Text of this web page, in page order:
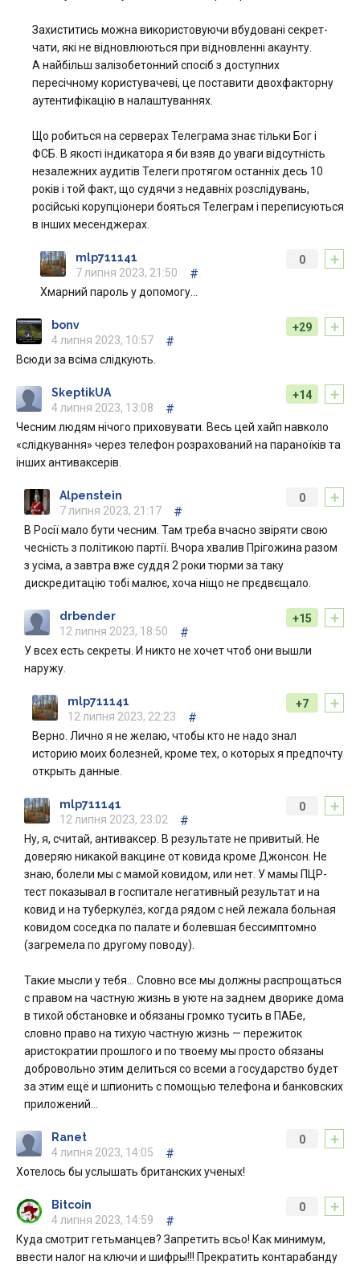
Захиститись можна використовуючи вбудовані секрет-
чати, які не відновлюються при відновленні акаунту.
А найбільш залізобетонний спосіб з доступних
пересічному користувачеві, це поставити двохфакторну
аутентифікацію в налаштуваннях.
Що робиться на серверах Телеграма знає тільки Бог і
ФСБ. В якості індикатора я би взяв до уваги відсутність
незалежних аудитів Телеги протягом останніх десь 10
років і той факт, що судячи з недавніх розслідувань,
російські корупціонери бояться Телеграм і переписуються
в інших месенджерах.
+
0
mlp711141
7 липня 2023, 21:50
#
Хмарний пароль у допомогу…
+
+29
bonv
4 липня 2023, 10:57
#
Всюди за всіма слідкують.
+
+14
SkeptikUA
4 липня 2023, 13:08
#
Чесним людям нічого приховувати. Весь цей хайп навколо
«слідкування» через телефон розрахований на параноїків та
інших антиваксерів.
+
0
Alpenstein
7 липня 2023, 21:17
#
В Росії мало бути чесним. Там треба вчасно звіряти свою
чесність з політикою партії. Вчора хвалив Прігожина разом
з усіма, а завтра вже суддя 2 роки тюрми за таку
дискредитацію тобі малює, хоча ніщо не прєдвєщало.
+
+15
drbender
12 липня 2023, 18:50
#
У всех есть секреты. И никто не хочет чтоб они вышли
наружу.
+
+7
mlp711141
12 липня 2023, 22:23
#
Верно. Лично я не желаю, чтобы кто не надо знал
историю моих болезней, кроме тех, о которых я предпочту
открыть данные.
+
0
mlp711141
12 липня 2023, 23:02
#
Ну, я, считай, антиваксер. В результате не привитый. Не
доверяю никакой вакцине от ковида кроме Джонсон. Не
знаю, болели мы с мамой ковидом, или нет. У мамы ПЦР-
тест показывал в госпитале негативный результат и на
ковид и на туберкулёз, когда рядом с ней лежала больная
ковидом соседка по палате и болевшая бессимптомно
(загремела по другому поводу).
Такие мысли у тебя… Словно все мы должны распрощаться
с правом на частную жизнь в уюте на заднем дворике дома
в тихой обстановке и обязаны громко тусить в ПАБе,
словно право на тихую частную жизнь — пережиток
аристократии прошлого и по твоему мы просто обязаны
добровольно этим делиться со всеми а государство будет
за этим ещё и шпионить с помощью телефона и банковских
приложений…
+
0
Ranet
4 липня 2023, 14:05
#
Хотелось бы услышать британских ученых!
+
0
Bitcoin
4 липня 2023, 14:59
#
Куда смотрит гетьманцев? Запретить всьо! Как минимум,
ввести налог на ключи и шифры!!! Прекратить контарабанду